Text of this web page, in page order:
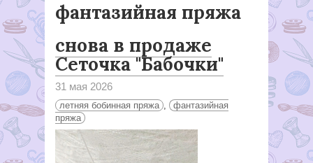
фантазийная пряжа
снова в продаже
Сеточка "Бабочки"
31 мая 2026
летняя бобинная пряжа
фантазийная
пряжа